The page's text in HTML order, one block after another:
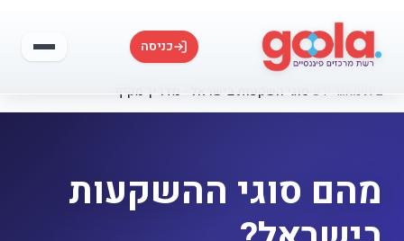
כניסה
בית›מאגר ידע›סוגי השקעות בישראל - מדריך מקיף
מהם סוגי ההשקעות